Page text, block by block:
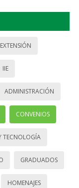
EXTENSIÓN
IIE
ADMINISTRACIÓN
CONVENIOS
TECNOLOGÍA
GRADUADOS
HOMENAJES